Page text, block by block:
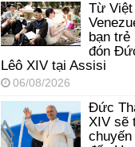
Từ Việt
bạn trẻ
đón
Lêô XIV tại Assisi
06/08/2026
Đức
XIV sẽ
chuyến